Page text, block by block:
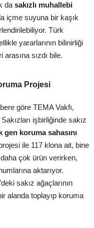
da sakızlı muhallebi
içme suyuna bir kaşık
Türk
yararlarının bilinirliği
sızdı bile.
Projesi
göre TEMA Vakfı,
işbirliğinde sakız
gen koruma sahasını
ile 117 klona ait, bine
çok ürün verirken,
aktarıyor.
sakız ağaçlarının
alanda toplayıp koruma